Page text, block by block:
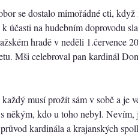
se dostalo mimořádné cti, když
účasti na hudebním doprovodu
hradě v neděli 1.července
Mši celebroval pan kardinál
musí prožít sám v sobě a je
někým, kdo u toho nebyl.
kardinála a krajanských